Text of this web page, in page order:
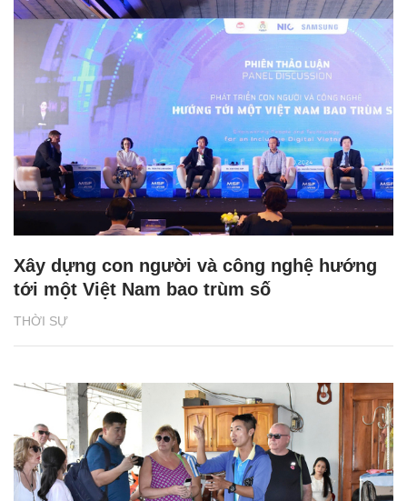
THỜI SỰ
Xây dựng con người và công nghệ hướng
tới một Việt Nam bao trùm số